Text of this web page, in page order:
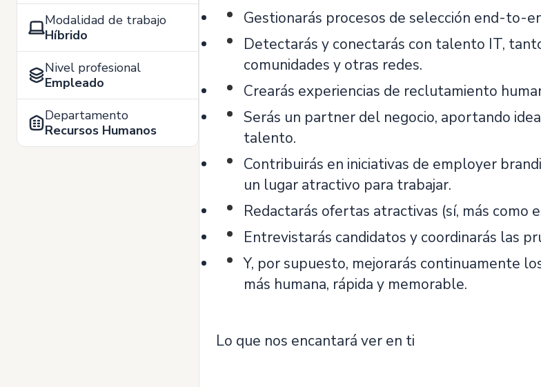
Modalidad de trabajo
Híbrido
Nivel profesional
Empleado
Departamento
Recursos Humanos
Gestionarás procesos de selección end-to-
Detectarás y conectarás con talento IT,
comunidades y otras redes.
Crearás experiencias de reclutamiento
Serás un partner del negocio, aportando
talento.
Contribuirás en iniciativas de employer
un lugar atractivo para trabajar.
Redactarás ofertas atractivas (sí, más como
Entrevistarás candidatos y coordinarás las
Y, por supuesto, mejorarás continuamente
más humana, rápida y memorable.
Lo que nos encantará ver en ti